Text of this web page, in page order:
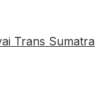
Trans Sumatra